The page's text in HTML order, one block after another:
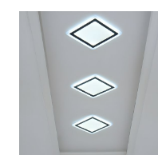
Blanco 110 A 120 V
Cuadro